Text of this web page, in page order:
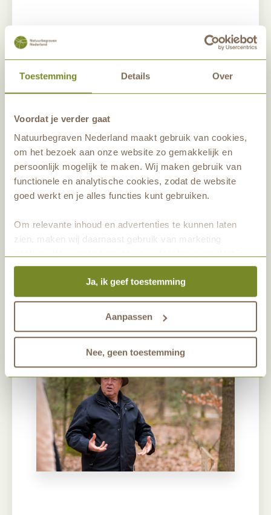
Toestemming Details Over
Voordat je verder gaat
Natuurbegraven Nederland maakt gebruik van cookies,
om het bezoek aan onze website zo gemakkelijk en
persoonlijk mogelijk te maken. Wij maken gebruik van
functionele en analytische cookies, zodat de website
goed werkt en je alles functies kunt gebruiken.
Om relevante inhoud en advertenties te kunnen laten
zien, maken wij daarnaast gebruik van marketing
altijd mogelijk om je toestemming te veranderen. Alle
marketingprestaties worden geanalyseerd, zodat we
onze gasten nog beter kunnen helpen. Wil je meer weten
over het gebruik van cookies? Bekijk dan de andere
Ja, ik geef toestemming
Aanpassen
Nee, geen toestemming
Het is niet meer mogelijk om je aan te
en meld je aan.
Bosbaden, deze term hoor je veel sinds
we in coronatijd allen de natuur
opgezocht hebben. Frans Kapteijns is
van meerdere markten thuis, en laat je
kennis maken met shinrin-yoku, oftewel
onder te dompelen in de natuur in
letterlijke of figuurlijke zin. Binnenloop
vanaf 09.30 uur. Start wandeling 10.00
uur. Meld je aan
viacontact@maashorst.nlof bel naar